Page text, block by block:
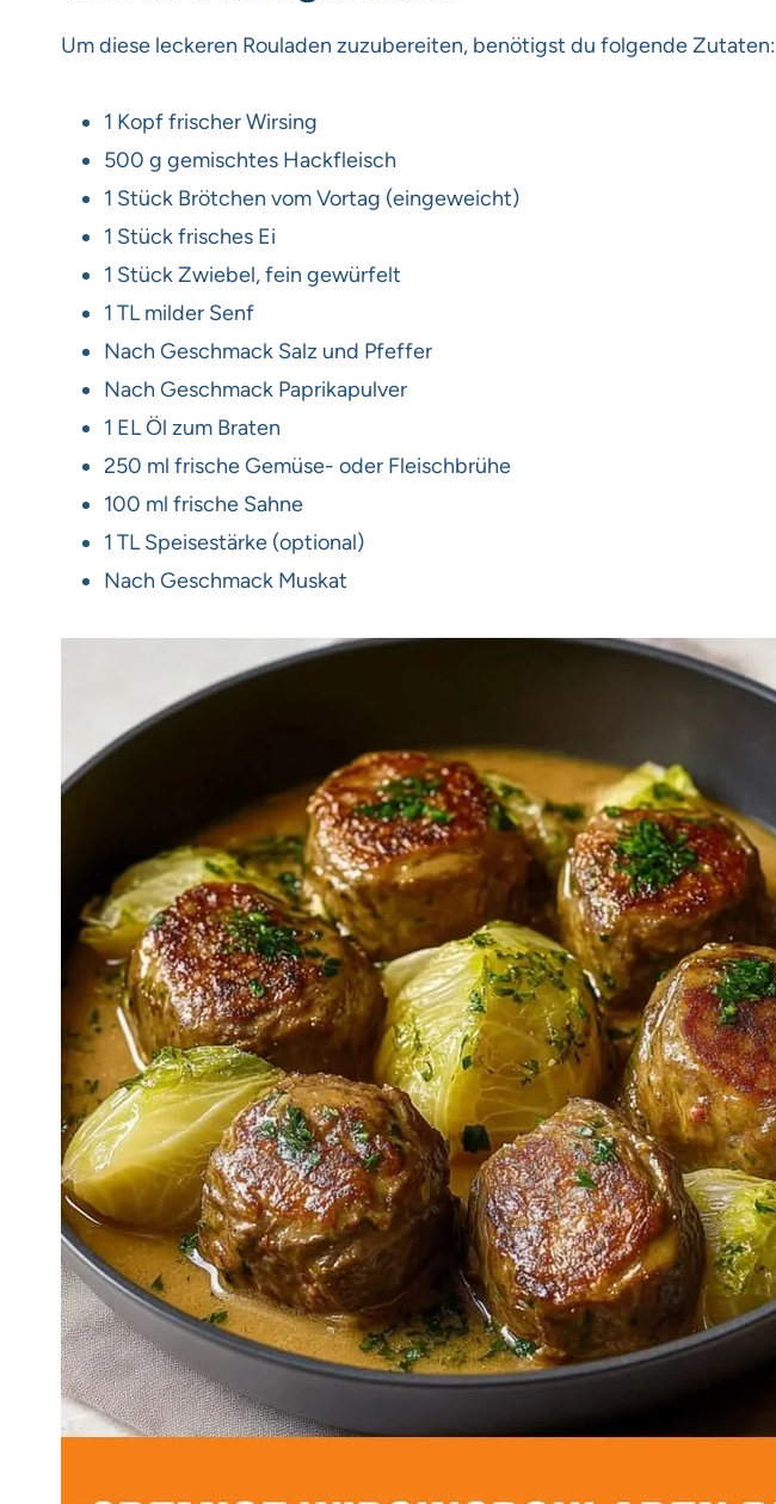
Um diese leckeren Rouladen zuzubereiten, benötigst du folgende Zutaten:
1 Kopf frischer Wirsing
500 g gemischtes Hackfleisch
1 Stück Brötchen vom Vortag (eingeweicht)
1 Stück frisches Ei
1 Stück Zwiebel, fein gewürfelt
1 TL milder Senf
Nach Geschmack Salz und Pfeffer
Nach Geschmack Paprikapulver
1 EL Öl zum Braten
250 ml frische Gemüse- oder Fleischbrühe
100 ml frische Sahne
1 TL Speisestärke (optional)
Nach Geschmack Muskat